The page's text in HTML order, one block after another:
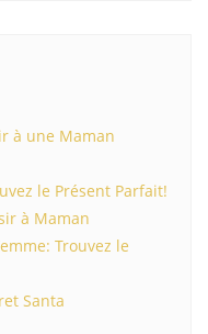
à une Maman
le Présent Parfait!
à Maman
Trouvez le
Santa